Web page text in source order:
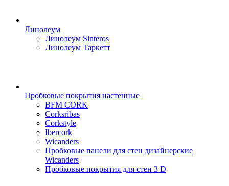
Линолеум
Линолеум Sinteros
Линолеум Таркетт
Пробковые покрытия настенные
BFM CORK
Corksribas
Corkstyle
Ibercork
Wicanders
Пробковые панели для стен дизайнерские
Wicanders
Пробковые покрытия для стен 3 D